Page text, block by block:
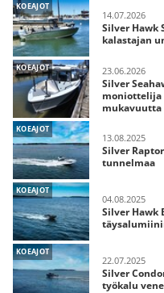
KOEAJOT
14.07.2026
Silver Hawk
kalastajan
KOEAJOT 23.06.2026
Silver
moniottelija
mukavuutta
KOEAJOT
13.08.2025
Silver
tunnelmaa
KOEAJOT
04.08.2025
Silver Hawk
KOEAJOT
22.07.2025
Silver
työkalu